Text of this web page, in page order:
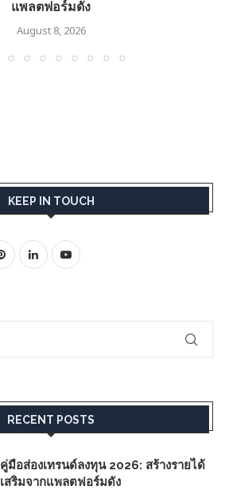
แพลตฟอร์มดัง
August 8, 2026
KEEP IN TOUCH
RECENT POSTS
คู่มือส่องเทรนด์ลงทุน 2026: สร้างรายได้
เสริมจากแพลตฟอร์มดัง